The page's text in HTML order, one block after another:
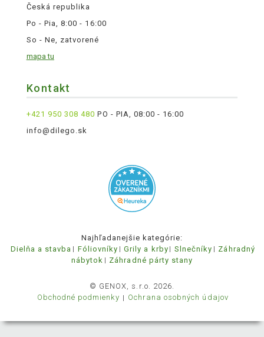
Česká republika
Po - Pia, 8:00 - 16:00
So - Ne, zatvorené
mapa tu
Kontakt
+421 950 308 480 PO - PIA, 08:00 - 16:00
info@dilego.sk
Najhľadanejšie kategórie:
Dielňa a stavba
Fóliovníky Grily a krby Slnečníky
Záhradný
nábytok
Záhradné párty stany
© GENOX, s.r.o. 2026.
Obchodné podmienky
Ochrana osobných údajov